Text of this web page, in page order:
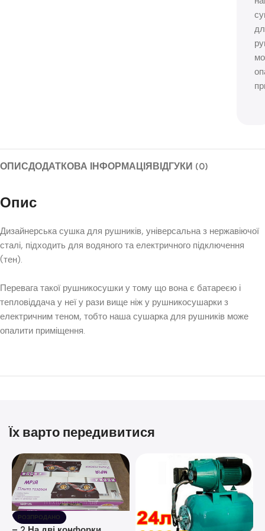
ОПИСДОДАТКОВА ІНФОРМАЦІЯВІДГУКИ (0)
Опис
Дизайнерська сушка для рушників, універсальна з нержавіючої
сталі, підходить для водяного та електричного підключення
(тен).
Перевага такої рушникосушки у тому що вона є батареєю і
тепловіддача у неї у рази вище ніж у рушникосушарки з
електричним теном, тобто наша сушарка для рушників може
опалити приміщення.
Їх варто передивитися
РОЗПРОДАНО